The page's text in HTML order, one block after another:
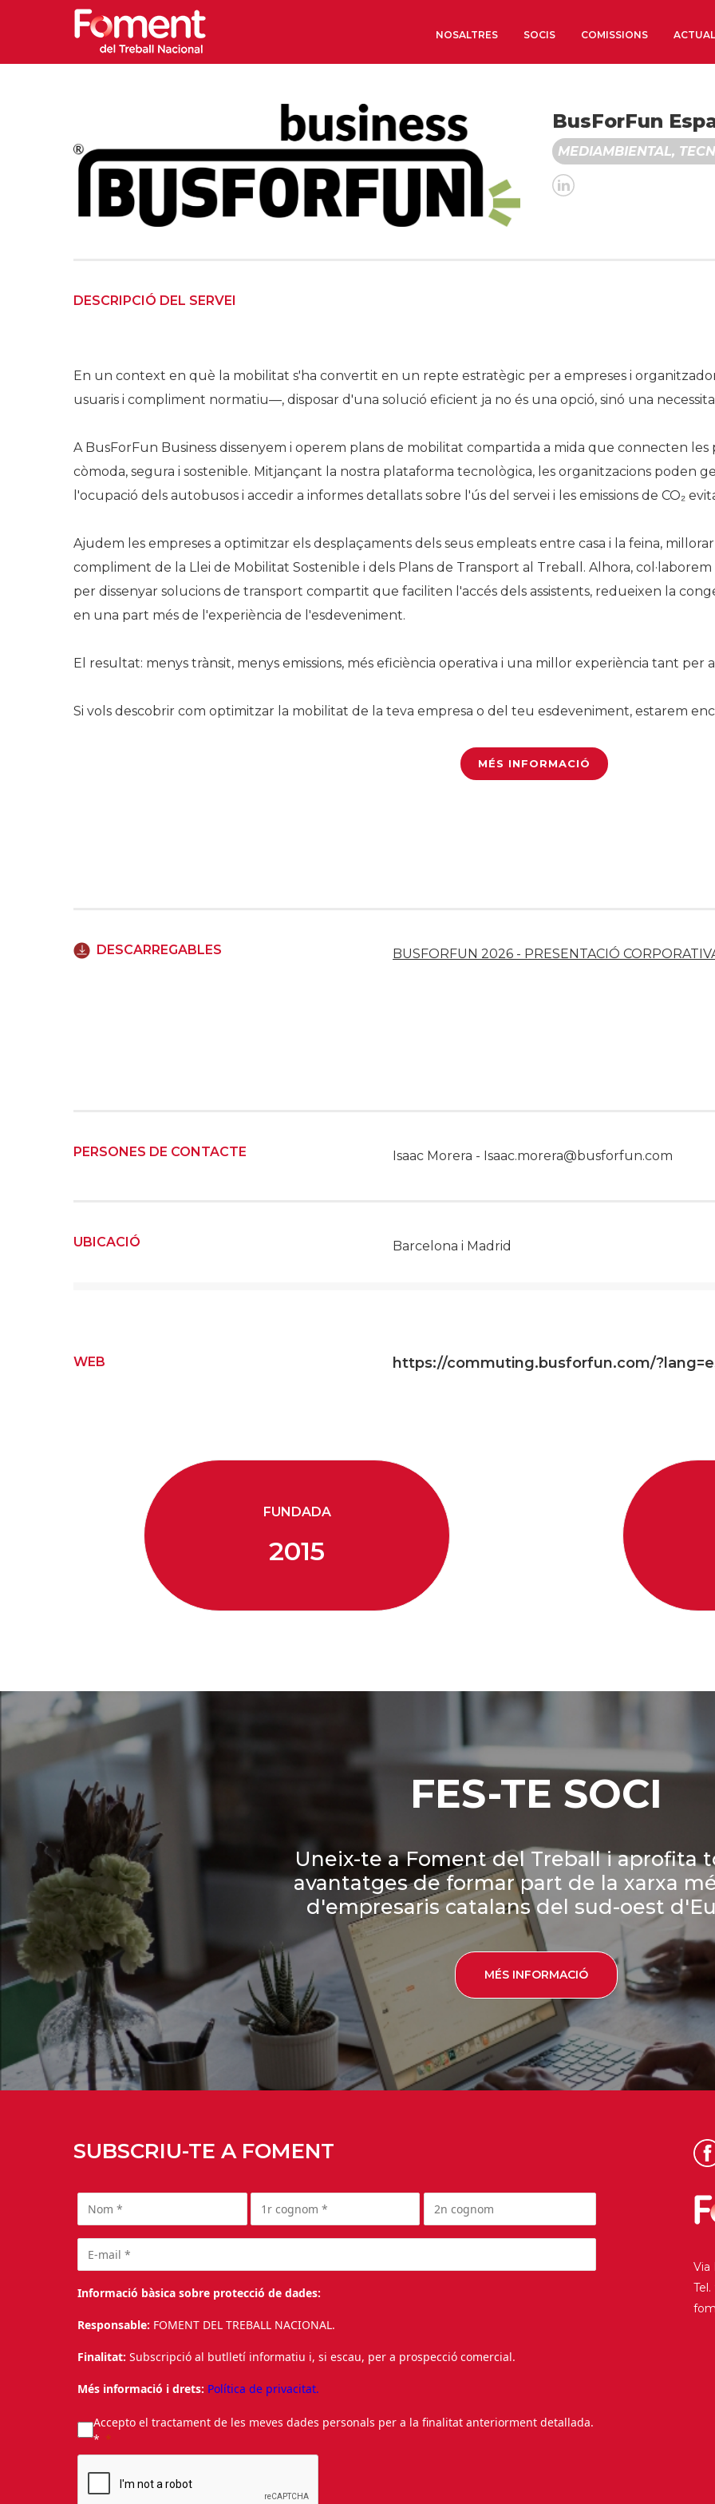
NOSALTRES
Òrgans Consultius
Història
Galeria de Presidents
Seu Social
SOCIS COMISSIONS
BusForFun
MEDIAMBIENTAL,
DESCRIPCIÓ DEL SERVEI
En un context en què la mobilitat s'ha convertit en un repte estratègic per a empreses i
usuaris i compliment normatiu—, disposar d'una solució eficient ja no és una opció, sinó una
A BusForFun Business dissenyem i operem plans de mobilitat compartida a mida que connecten
còmoda, segura i sostenible. Mitjançant la nostra plataforma tecnològica, les organitzacions poden
l'ocupació dels autobusos i accedir a informes detallats sobre l'ús del servei i les emissions de CO₂
Ajudem les empreses a optimitzar els desplaçaments dels seus empleats entre casa i la feina,
compliment de la Llei de Mobilitat Sostenible i dels Plans de Transport al Treball. Alhora,
per dissenyar solucions de transport compartit que faciliten l'accés dels assistents, redueixen la
en una part més de l'experiència de l'esdeveniment.
El resultat: menys trànsit, menys emissions, més eficiència operativa i una millor experiència tant per
Si vols descobrir com optimitzar la mobilitat de la teva empresa o del teu esdeveniment, estarem
MÉS INFORMACIÓ
DESCARREGABLES BUSFORFUN 2026 - PRESENTACIÓ
PERSONES DE CONTACTE Isaac Morera - Isaac.morera@busforfun.com
UBICACIÓ Barcelona i Madrid
WEB https://commuting.busforfun.com/
FUNDADA
2015
FES-TE SOCI
Uneix-te a Foment del Treball i aprofita
avantatges de formar part de la xarxa
d'empresaris catalans del sud-oest
MÉS INFORMACIÓ
SUBSCRIU-TE A FOMENT
Informació bàsica sobre protecció de dades:
Responsable: FOMENT DEL TREBALL NACIONAL.
Finalitat: Subscripció al butlletí informatiu i, si escau, per a prospecció comercial.
Més informació i drets: Política de privacitat.
Accepto el tractament de les meves dades personals per a la finalitat anteriorment detallada.
*
Via